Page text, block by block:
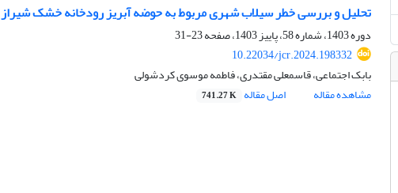
تحلیل و بررسی خطر سیلاب شهری مربوط به حوضه آبریز رودخانه خشک شیراز
دوره 1403، شماره 58، پاییز 1403، صفحه
23-31
10.22034/jcr.2024.198332
بابک اجتماعی، قاسمعلی مقتدری، فاطمه موسوی کردشولی
مشاهده مقاله
اصل مقاله 741.27 K